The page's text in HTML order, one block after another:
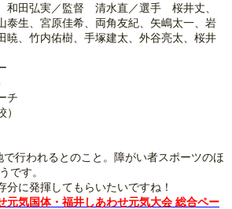
和田弘実／監督 清水直／選手 桜井丈、
泰生、宮原佳希、両角友紀、矢嶋太一、岩
暁、竹内佑樹、手塚建太、外谷亮太、桜井
チ
行われるとのこと。障がい者スポーツのほ
です。
分に発揮してもらいたいですね！
元気国体・福井しあわせ元気大会 総合ペー